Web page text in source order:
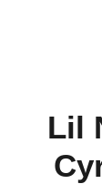
Lil